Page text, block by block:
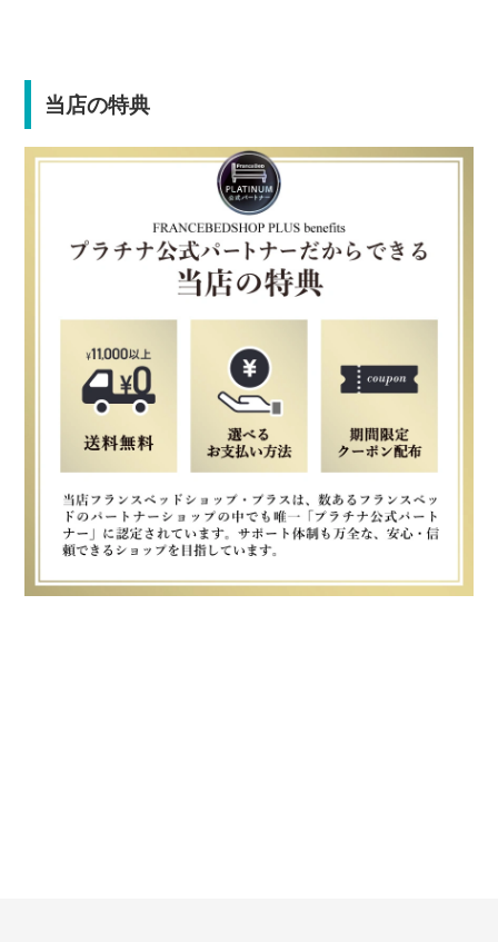
当店の特典